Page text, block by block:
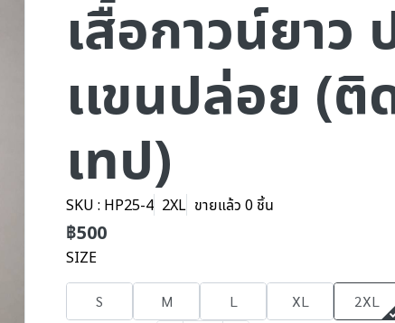
เสื้อกาวน์ยาว
เเขนปล่อย (ติ
เทป)
SKU : HP25-4 2XL ขายแล้ว 0 ชิ้น
฿500
SIZE
S M L XL 2XL